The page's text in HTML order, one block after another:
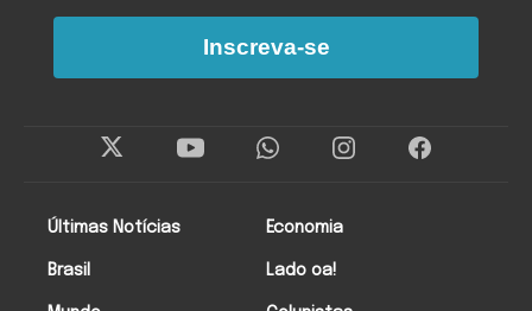
Últimas Notícias
Brasil
Economia
Lado oa!
Inscreva-se